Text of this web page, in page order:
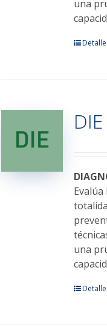
una
Este
Las
elegir
en
la
página
de
una
Este